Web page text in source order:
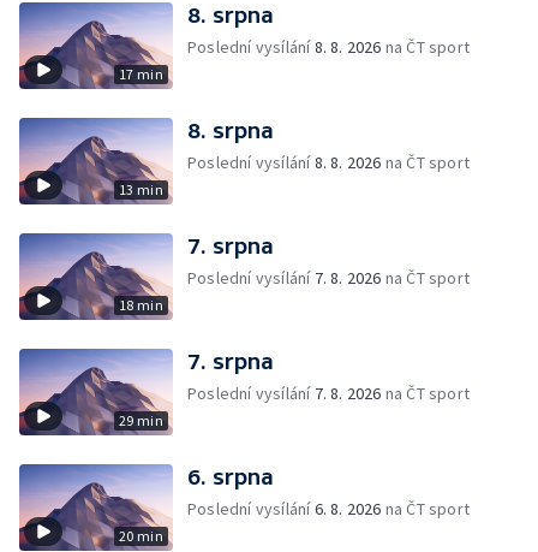
17 min
8. srpna
Poslední vysílání8. 8. 2026 na ČT sport
13 min
8. srpna
Poslední vysílání8. 8. 2026 na ČT sport
18 min
7. srpna
Poslední vysílání 7. 8. 2026 na ČT sport
29 min
7. srpna
Poslední vysílání 7. 8. 2026 na ČT sport
20 min
6. srpna
Poslední vysílání6. 8. 2026 na ČT sport